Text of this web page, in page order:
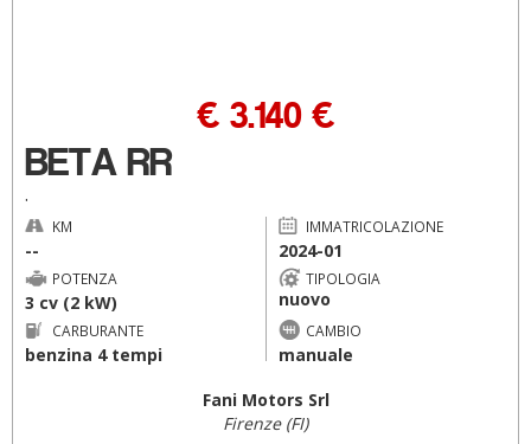
BETA RR
.
€ 3.140 €
KM
--
IMMATRICOLAZIONE
2024-01
POTENZA
3 cv (2 kW)
TIPOLOGIA
nuovo
CARBURANTE
benzina 4 tempi
CAMBIO
manuale
Fani Motors Srl
Firenze (FI)